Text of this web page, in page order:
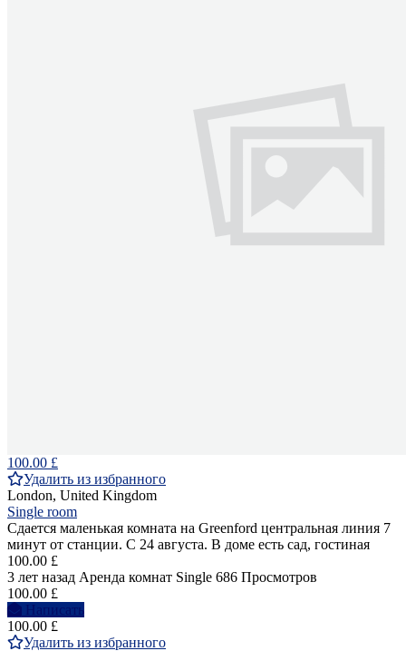
100.00 £
Удалить из избранного
London, United Kingdom
Single room
Сдается маленькая комната на Greenford центральная линия 7
минут от станции. С 24 августа. В доме есть сад, гостиная
100.00 £
3 лет назад Аренда комнат Single 686 Просмотров
100.00 £
Написать
100.00 £
Удалить из избранного